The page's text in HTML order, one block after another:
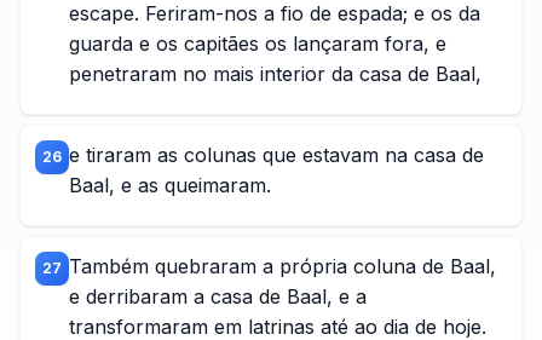
escape. Feriram-nos a fio de espada; e os da
guarda e os capitães os lançaram fora, e
penetraram no mais interior da casa de Baal,
26 e tiraram as colunas que estavam na casa de
Baal, e as queimaram.
27 Também quebraram a própria coluna de Baal,
e derribaram a casa de Baal, e a
transformaram em latrinas até ao dia de hoje.